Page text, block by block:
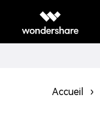
Accueil ›